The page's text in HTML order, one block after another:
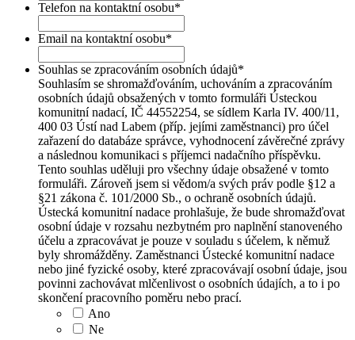
Telefon na kontaktní osobu*
Email na kontaktní osobu*
Souhlas se zpracováním osobních údajů*
Souhlasím se shromažďováním, uchováním a zpracováním
osobních údajů obsažených v tomto formuláři Ústeckou
komunitní nadací, IČ 44552254, se sídlem Karla IV. 400/11,
400 03 Ústí nad Labem (příp. jejími zaměstnanci) pro účel
zařazení do databáze správce, vyhodnocení závěrečné zprávy
a následnou komunikaci s příjemci nadačního příspěvku.
Tento souhlas uděluji pro všechny údaje obsažené v tomto
formuláři. Zároveň jsem si vědom/a svých práv podle §12 a
§21 zákona č. 101/2000 Sb., o ochraně osobních údajů.
Ústecká komunitní nadace prohlašuje, že bude shromažďovat
osobní údaje v rozsahu nezbytném pro naplnění stanoveného
účelu a zpracovávat je pouze v souladu s účelem, k němuž
byly shromážděny. Zaměstnanci Ústecké komunitní nadace
nebo jiné fyzické osoby, které zpracovávají osobní údaje, jsou
povinni zachovávat mlčenlivost o osobních údajích, a to i po
skončení pracovního poměru nebo prací.
Ano
Ne